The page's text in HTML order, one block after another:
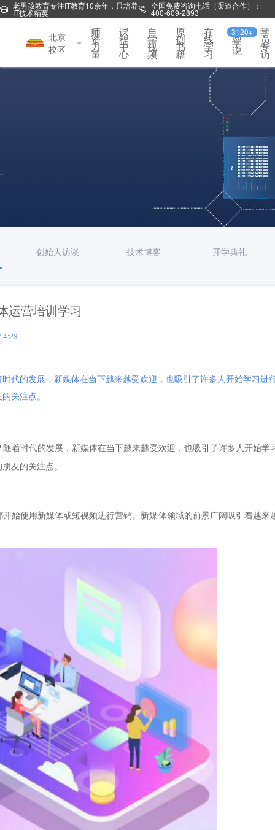
老男孩教育专注IT教育10余年，只培养
IT技术精英
全国免费咨询电话（渠道合作）：
400-609-2893
北京
校区
师
资
力
量
课
程
中
心
自
学
视
频
原
创
书
籍
在
线
学
习
同
学
说
3120+ 学
员
专
访
创始人访谈 技术博客 开学典礼
运营培训学习
代的发展，新媒体在当下越来越受欢迎，也吸引了许多人开始学习进
关注点。
随着时代的发展，新媒体在当下越来越受欢迎，也吸引了许多人开始学
友的关注点。
使用新媒体或短视频进行营销。新媒体领域的前景广阔吸引着越来